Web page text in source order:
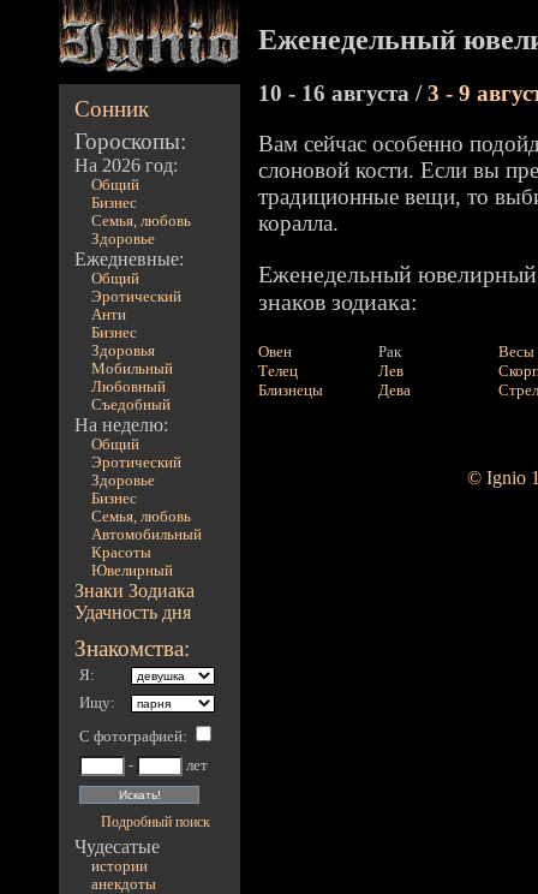
Сонник
Гороскопы:
На 2026 год:
Общий
Бизнес
Семья, любовь
Здоровье
Ежедневные:
Общий
Эротический
Анти
Бизнес
Здоровья
Мобильный
Любовный
Съедобный
На неделю:
Общий
Эротический
Здоровье
Бизнес
Семья, любовь
Автомобильный
Красоты
Ювелирный
Знаки Зодиака
Удачность дня
Знакомства:
Я:
Ищу:
С фотографией:
-
лет
Подробный поиск
Чудесатые
истории
анекдоты
Еженедельный
10 - 16 августа /3 - 9
Вам сейчас особенно
слоновой кости. Если вы
традиционные вещи, то
коралла.
Еженедельный ювелирный
знаков зодиака:
Овен
Телец
Близнецы
Рак
Лев
Дева
Весы
© Ignio